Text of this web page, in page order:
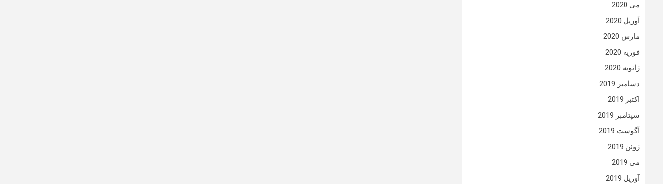
می 2020
آوریل 2020
مارس 2020
فوریه 2020
ژانویه 2020
دسامبر 2019
اکتبر 2019
سپتامبر 2019
آگوست 2019
ژوئن 2019
می 2019
آوریل 2019